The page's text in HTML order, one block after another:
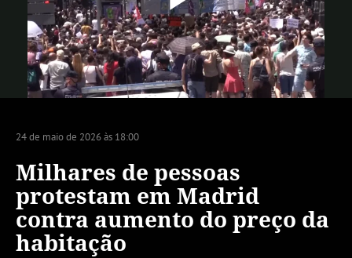
24 de maio de 2026 às 18:00
Milhares de pessoas
protestam em Madrid
contra aumento do preço da
habitação